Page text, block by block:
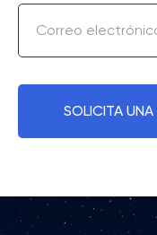
Correo
SOLICITA